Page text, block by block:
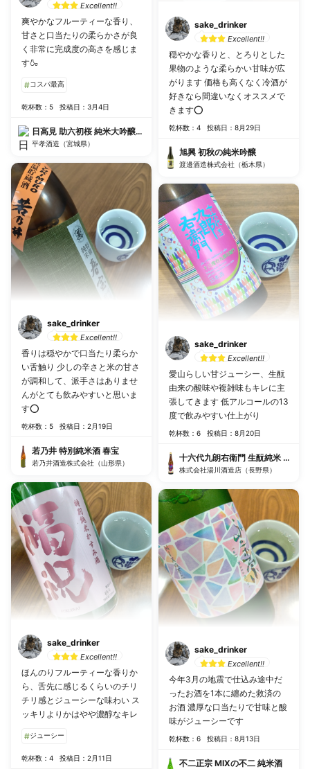
Excellent!!
爽やかなフルーティーな香り、
甘さと口当たりの柔らかさが良
く非常に完成度の高さを感じま
す🍶
#コスパ最高
乾杯数：5 投稿日：3月4日
日高見 助六初桜 純米大吟醸生原酒
平孝酒造（宮城県）
sake_drinker
Excellent!!
香りは穏やかで口当たり柔らか
い舌触り 少しの辛さと米の甘さ
が調和して、派手さはありませ
んがとても飲みやすいと思いま
す⭕️
乾杯数：5 投稿日：2月19日
若乃井 特別純米酒 春宝
若乃井酒造株式会社（山形県）
sake_drinker
Excellent!!
ほんのりフルーティーな香りか
ら、舌先に感じるくらいのチリ
チリ感とジューシーな味わい ス
ッキリよりかはやや濃醇なキレ
#ジューシー
乾杯数：4 投稿日：2月11日
sake_drinker
Excellent!!
穏やかな香りと、とろりとした
果物のような柔らかい甘味が広
がります 価格も高くなく冷酒が
好きなら間違いなくオススメで
きます⭕️
乾杯数：4 投稿日：8月29日
旭興 初秋の純米吟醸
渡邊酒造株式会社（栃木県）
sake_drinker
Excellent!!
愛山らしい甘ジューシー、生酛
由来の酸味や複雑味もキレに主
張してきます 低アルコールの13
度で飲みやすい仕上がり
乾杯数：6 投稿日：8月20日
十六代九朗右衛門 生酛純米 愛山13
株式会社湯川酒造店（長野県）
sake_drinker
Excellent!!
今年3月の地震で仕込み途中だ
ったお酒を1本に纏めた救済の
お酒 濃厚な口当たりで甘味と酸
味がジューシーです
乾杯数：6 投稿日：8月13日
不二正宗 MIXの不二 純米酒